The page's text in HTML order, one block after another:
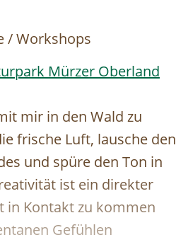
/ Workshops
Mürzer Oberland
mir in den Wald zu
frische Luft, lausche den
und spüre den Ton in
ist ein direkter
in Kontakt zu kommen
Gefühlen